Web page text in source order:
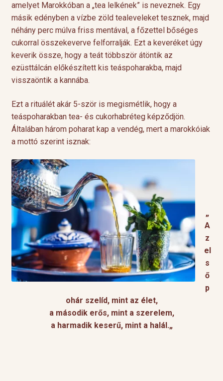
amelyet Marokkóban a „tea lelkének” is neveznek. Egy
másik edényben a vízbe zöld tealeveleket tesznek, majd
néhány perc múlva friss mentával, a főzettel bőséges
cukorral összekeverve felforralják. Ezt a keveréket úgy
keverik össze, hogy a teát többször átöntik az
ezüsttálcán előkészített kis teáspoharakba, majd
visszaöntik a kannába.
Ezt a rituálét akár 5-ször is megismétlik, hogy a
teáspoharakban tea- és cukorhabréteg képződjön.
Általában három poharat kap a vendég, mert a marokkóiak
a mottó szerint isznak:
„
A
z
el
s
ő
p
ohár szelíd, mint az élet,
a második erős, mint a szerelem,
a harmadik keserű, mint a halál.„